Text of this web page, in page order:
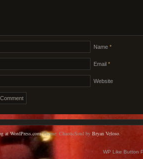
Name *
Email *
Website
at WordPress.comTheme: ChaoticSoul by Bryan Veloso
WP Like Button